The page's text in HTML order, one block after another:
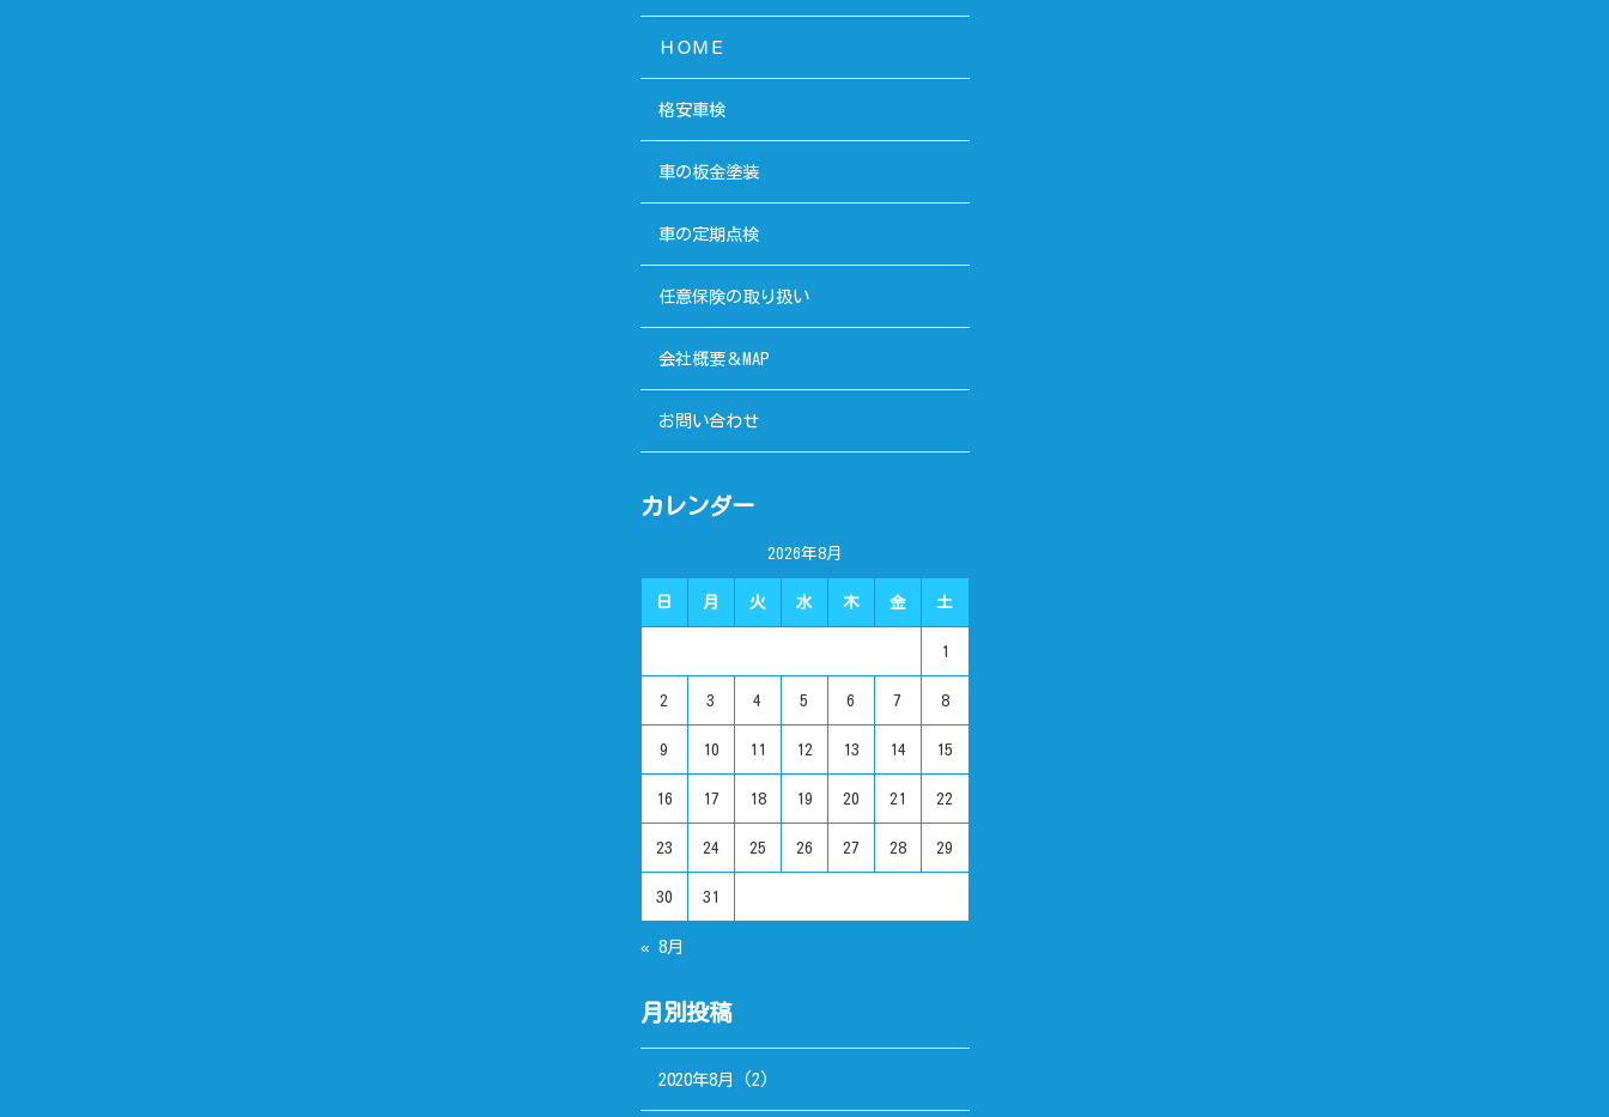
ＨＯＭＥ
格安車検
車の板金塗装
車の定期点検
任意保険の取り扱い
会社概要＆MAP
お問い合わせ
カレンダー
2026年8月
日 月 火 水 木 金 土
1
2 3 4 5 6 7 8
9 10 11 12 13 14 15
16 17 18 19 20 21 22
23 24 25 26 27 28 29
30 31
« 8月
月別投稿
2020年8月 (2)